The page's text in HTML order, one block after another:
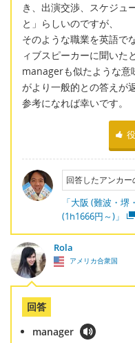
き、出演交渉、スケジュ
と」らしいのですが、
そのような職業を英語で
ィブスピーカーに聞いた
managerも似たような意
がより一般的との答えが
参考になれば幸いです。
回答したアンカー
「大阪 (難波・
(1h1666円～)」
Rola
アメリカ合衆国
回答
manager